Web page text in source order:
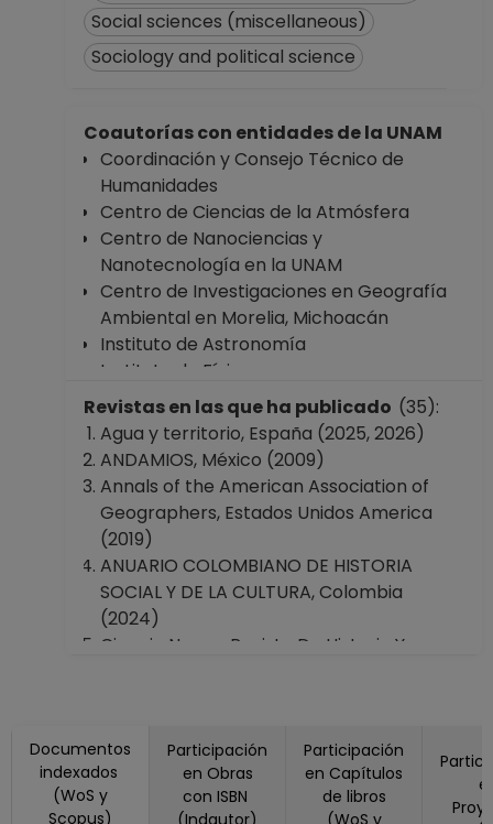
Social sciences (miscellaneous)
Sociology and political science
Coautorías con entidades de la UNAM
Coordinación y Consejo Técnico de
Humanidades
Centro de Ciencias de la Atmósfera
Centro de Nanociencias y
Nanotecnología en la UNAM
Centro de Investigaciones en Geografía
Ambiental en Morelia, Michoacán
Instituto de Astronomía
Instituto de Física
Instituto de Geofísica
Instituto de Geografía
Instituto de Investigaciones en Materiales
Instituto de Biotecnología
Instituto de Neurobiología en Querétaro,
Querétaro
Instituto de Radioastronomía y Astrofísica
Facultad de Ciencias
Facultad de Ingeniería
Facultad de Medicina
Facultad de Arquitectura
Escuela Nacional de Ciencias de la Tierra
Facultad de Estudios Superiores
Revistas en las que ha publicado (35):
Agua y territorio, España (2025, 2026)
ANDAMIOS, México (2009)
Annals of the American Association of
Geographers, Estados Unidos America
(2019)
ANUARIO COLOMBIANO DE HISTORIA
SOCIAL Y DE LA CULTURA, Colombia
(2024)
Ciencia Nueva, Revista De Historia Y
Dialogues in Human Geography, Estados
Unidos America (2023)
ENVIRONMENT AND HISTORY, Reino Unido
Documentos
indexados
(WoS y
Scopus)
Participación
en Obras
con ISBN
(Indautor)
Participación
en Capítulos
de libros
(WoS y